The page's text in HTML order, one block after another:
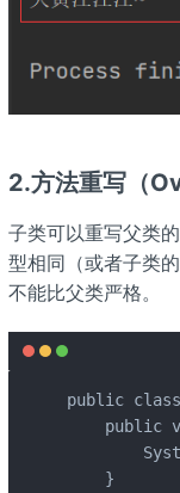
2.方法重写（
子类可以重写父类
型相同（或者子类
不能比父类严格。
public
public
    }